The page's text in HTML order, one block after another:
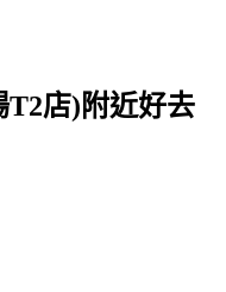
T2店)附近好去